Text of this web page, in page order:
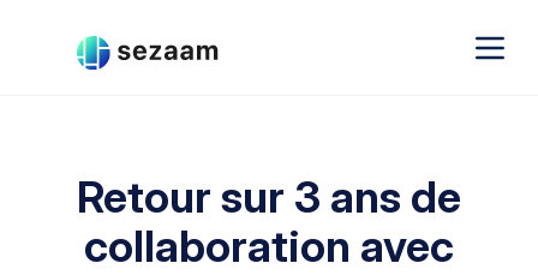
Retour sur 3 ans de
collaboration avec